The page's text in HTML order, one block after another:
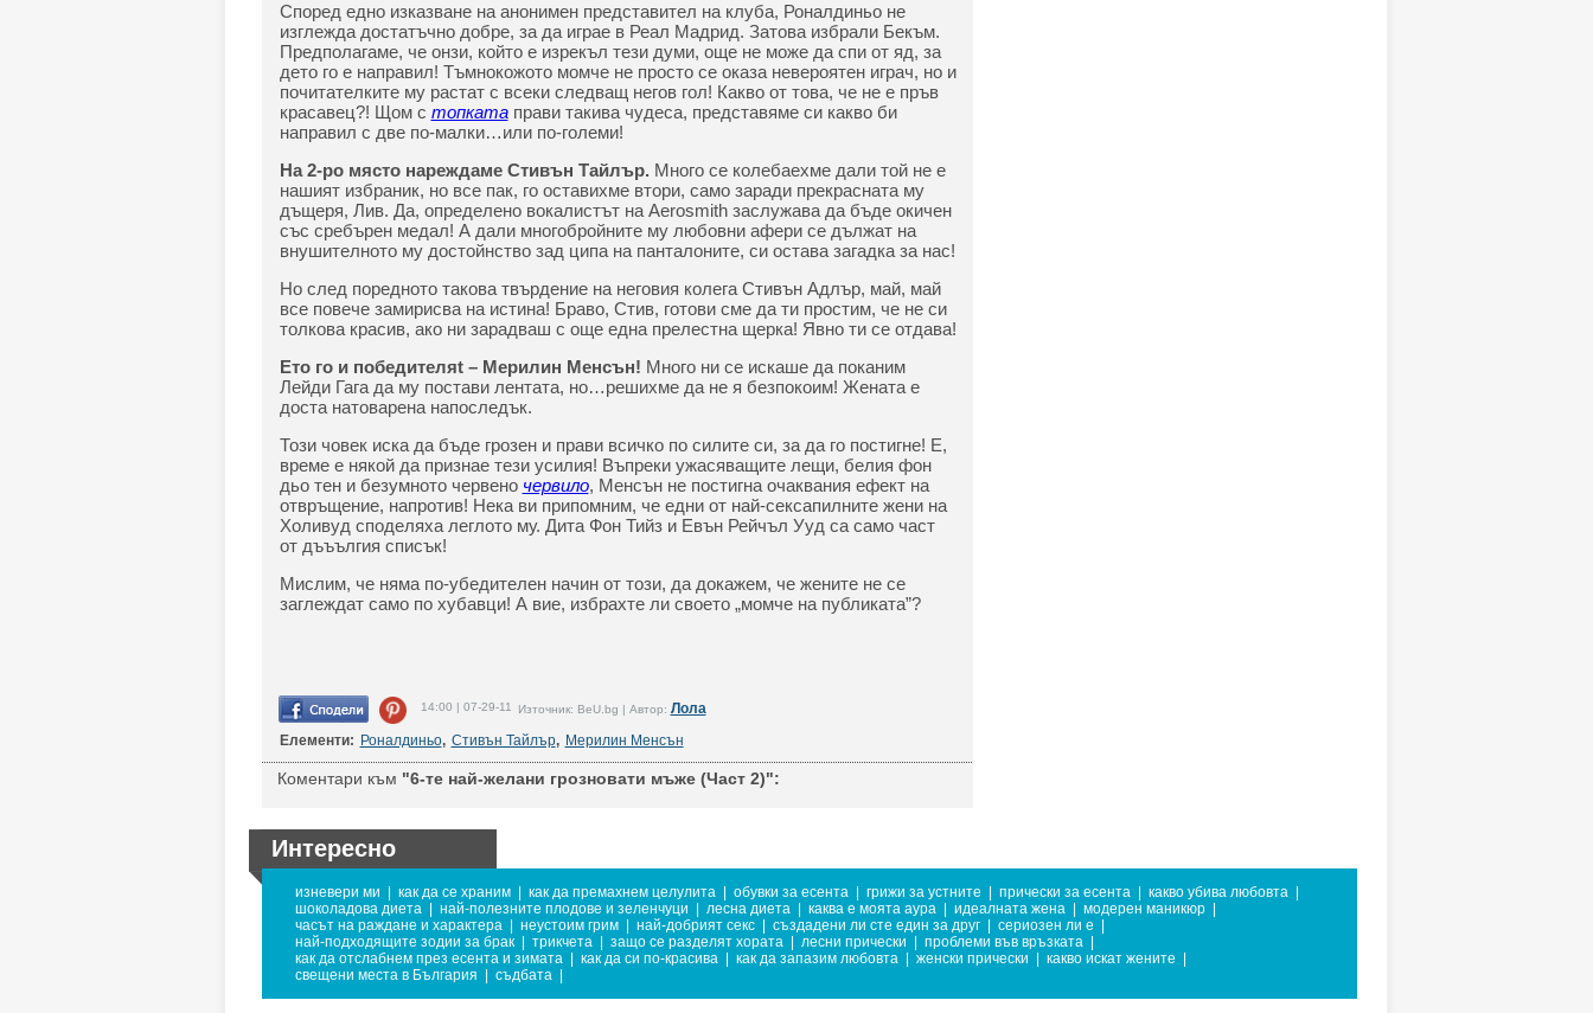
Според едно изказване на анонимен представител на клуба, Роналдиньо не
изглежда достатъчно добре, за да играе в Реал Мадрид. Затова избрали Бекъм.
Предполагаме, че онзи, който е изрекъл тези думи, още не може да спи от яд, за
дето го е направил! Тъмнокожото момче не просто се оказа невероятен играч, но и
почитателките му растат с всеки следващ негов гол! Какво от това, че не е пръв
красавец?! Щом с топкатаправи такива чудеса, представяме си какво би
направил с две по-малки…или по-големи!
На 2-ро място нареждаме Стивън Тайлър.Много се колебаехме дали той не е
нашият избраник, но все пак, го оставихме втори, само заради прекрасната му
дъщеря, Лив. Да, определено вокалистът на Aerosmith заслужава да бъде окичен
със сребърен медал! А дали многобройните му любовни афери се дължат на
внушителното му достойнство зад ципа на панталоните, си остава загадка за нас!
Но след поредното такова твърдение на неговия колега Стивън Адлър, май, май
все повече замирисва на истина! Браво, Стив, готови сме да ти простим, че не си
толкова красив, ако ни зарадваш с още една прелестна щерка! Явно ти се отдава!
Ето го и победителяt – Мерилин Менсън! Много ни се искаше да поканим
Лейди Гага да му постави лентата, но…решихме да не я безпокоим! Жената е
доста натоварена напоследък.
Този човек иска да бъде грозен и прави всичко по силите си, за да го постигне! Е,
време е някой да признае тези усилия! Въпреки ужасяващите лещи, белия фон
дьо тен и безумното червено червило, Менсън не постигна очаквания ефект на
отвръщение, напротив! Нека ви припомним, че едни от най-сексапилните жени на
Холивуд споделяха леглото му. Дита Фон Тийз и Евън Рейчъл Ууд са само част
от дъъългия списък!
Мислим, че няма по-убедителен начин от този, да докажем, че жените не се
заглеждат само по хубавци! А вие, избрахте ли своето „момче на публиката”?
14:00 | 07-29-11 Източник: BeU.bg | Автор: Лола
Елементи: Роналдиньо, Стивън Тайлър, Мерилин Менсън
Коментари към "6-те най-желани грозновати мъже (Част 2)":
Интересно
изневери ми как да се храним как да премахнем целулита обувки за есента грижи за устните прически за есента какво убива любовта
шоколадова диета
най-полезните плодове и зеленчуци лесна диета каква е моята аура идеалната жена модерен маникюр
часът на раждане и характера
неустоим грим най-добрият секс създадени ли сте един за друг сериозен ли е
най-подходящите зодии за брак
трикчета защо се разделят хората лесни прически проблеми във връзката
как да отслабнем през есента и зимата
как да си по-красива как да запазим любовта женски прически какво искат жените
свещени места в България
съдбата